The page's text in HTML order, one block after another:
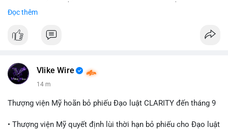
USD)
Đọc thêm
Vlike Wire
14 m
Thượng viện Mỹ hoãn bỏ phiếu Đạo luật CLARITY đến tháng 9
• Thượng viện Mỹ quyết định lùi thời hạn bỏ phiếu cho Đạo luật